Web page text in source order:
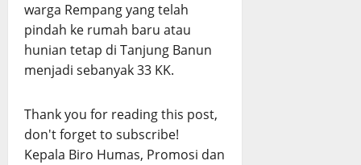
warga Rempang yang telah
pindah ke rumah baru atau
hunian tetap di Tanjung Banun
menjadi sebanyak 33 KK.
Thank you for reading this post,
don't forget to subscribe!
Kepala Biro Humas, Promosi dan